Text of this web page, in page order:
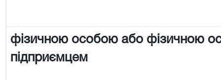
фізичною особою або фізичною
підприємцем